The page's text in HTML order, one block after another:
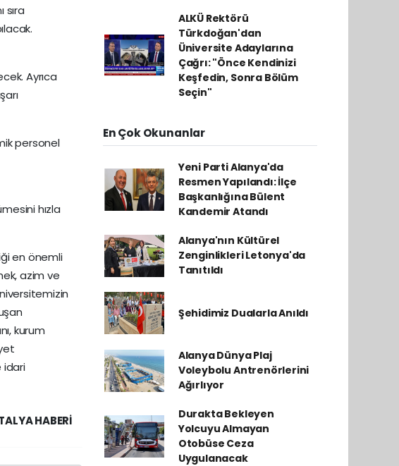
sıra
Ayrıca
personel
hızla
en önemli
azim ve
kurum
idari
HABERİ
ALKÜ Rektörü
Türkdoğan'dan
Üniversite Adaylarına
Çağrı: "Önce Kendinizi
Keşfedin, Sonra Bölüm
Seçin"
En Çok Okunanlar
Yeni Parti Alanya'da
Resmen Yapılandı: İlçe
Başkanlığına Bülent
Kandemir Atandı
Alanya'nın Kültürel
Zenginlikleri Letonya'da
Tanıtıldı
Şehidimiz Dualarla Anıldı
Alanya Dünya Plaj
Voleybolu Antrenörlerini
Ağırlıyor
Durakta Bekleyen
Yolcuyu Almayan
Otobüse Ceza
Uygulanacak